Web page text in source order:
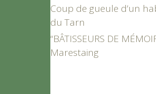
Coup de gueule d’un
du Tarn
“BÂTISSEURS DE
Marestaing